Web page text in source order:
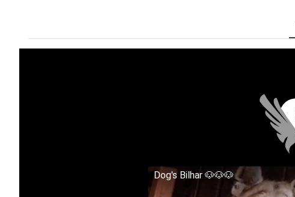
Dog's Bilhar 🐶🐶🐶